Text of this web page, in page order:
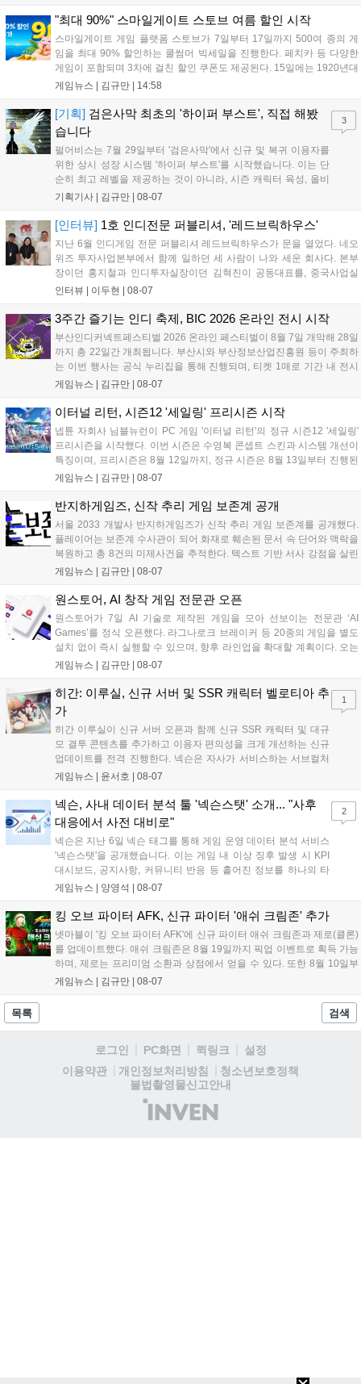
원 증정한다. 또한 9월 30일까지 공식 유튜브에서 특별 프로그램을 시청
할 수 있다....
"최대 90%" 스마일게이트 스토브 여름 할인 시작
스마일게이트 게임 플랫폼 스토브가 7일부터 17일까지 500여 종의 게
임을 최대 90% 할인하는 쿨썸머 빅세일을 진행한다. 페치카 등 다양한
게임이 포함되며 3차에 걸친 할인 쿠폰도 제공된다. 15일에는 1920년대
경성 배경의 신작 그날의 신문이 출시되며, 15일부터 17일까지는 국내
은 공식 페이지에서 확인 가능하다....
게임뉴스 | 김규만 14:58
[기획] 검은사막 최초의 '하이퍼 부스트', 직접 해봤
습니다
펄어비스는 7월 29일부터 '검은사막'에서 신규 및 복귀 이용자를
위한 상시 성장 시스템 '하이퍼 부스트'를 시작했습니다. 이는 단
순히 최고 레벨을 제공하는 것이 아니라, 시즌 캐릭터 육성, 올비
아 아카데미 수료, 아침의 나라 설화 진행 등 4단계 과정을 통해
용자는 과제를 완수하며 동(V) 투발라 장비와 검은별 무기, 카라
자드 장신구 등을 획득해 주요 콘텐츠에 진입할 수 있습니다....
기획기사 | 김규만 08-07
3
[인터뷰] 1호 인디전문 퍼블리셔, '레드브릭하우스'
지난 6월 인디게임 전문 퍼블리셔 레드브릭하우스가 문을 열었다. 네오
위즈 투자사업본부에서 함께 일하던 세 사람이 나와 세운 회사다. 본부
장이던 홍지철과 인디투자실장이던 김혁진이 공동대표를, 중국사업실
장이던 이민정이 이사를 맡았다. 출범 한 달여 만에 위메이드맥스의 전
들어왔다. 서비스 중인...
인터뷰 | 이두현 08-07
3주간 즐기는 인디 축제, BIC 2026 온라인 전시 시작
부산인디커넥트페스티벌 2026 온라인 페스티벌이 8월 7일 개막해 28일
까지 총 22일간 개최됩니다. 부산시와 부산정보산업진흥원 등이 주최하
는 이번 행사는 공식 누리집을 통해 진행되며, 티켓 1매로 기간 내 전시
작을 제한 없이 체험할 수 있습니다. 일반 및 루키 부문 등 다양한 인디게
세계 누구나 참여 가능한 이번 행사는 역대 최대 규모로 열려 인디게임
생태계 확장에 기여할 전망입니다....
게임뉴스 | 김규만 08-07
이터널 리턴, 시즌12 '세일링' 프리시즌 시작
넵튠 자회사 님블뉴런이 PC 게임 '이터널 리턴'의 정규 시즌12 '세일링'
프리시즌을 시작했다. 이번 시즌은 수영복 콘셉트 스킨과 시스템 개선이
특징이며, 프리시즌은 8월 12일까지, 정규 시즌은 8월 13일부터 진행된
다. 실험체 관찰일지 추가와 후반부 전략 강화를 위한 다중 크로노 스피
대를 모으고 있다....
게임뉴스 | 김규만 08-07
반지하게임즈, 신작 추리 게임 보존계 공개
서울 2033 개발사 반지하게임즈가 신작 추리 게임 보존계를 공개했다.
플레이어는 보존계 수사관이 되어 화재로 훼손된 문서 속 단어와 맥락을
복원하고 총 8건의 미제사건을 추적한다. 텍스트 기반 서사 강점을 살린
이번 게임은 정보 조합과 사건 재구성이 핵심이며, 현재 스팀 상점 페이
개발에 박차를 가하고 있다....
게임뉴스 | 김규만 08-07
원스토어, AI 창작 게임 전문관 오픈
원스토어가 7일 AI 기술로 제작된 게임을 모아 선보이는 전문관 ‘AI
Games’를 정식 오픈했다. 라그나로크 브레이커 등 20종의 게임을 별도
설치 없이 즉시 실행할 수 있으며, 향후 라인업을 확대할 계획이다. 오는
11일부터는 게임 실행 시 할인 쿠폰을 지급하는 오픈 기념 이벤트도 진
있는 환경을 조성해 창작자와 이용자 모두에게 새로운 경험을 제공할 것
으로 기대된다....
게임뉴스 | 김규만 08-07
히간: 이루실, 신규 서버 및 SSR 캐릭터 벨로티아 추
가
히간 이루실이 신규 서버 오픈과 함께 신규 SSR 캐릭터 및 대규
모 결투 콘텐츠를 추가하고 이용자 편의성을 크게 개선하는 신규
업데이트를 전격 진행한다. 넥슨은 자사가 서비스하는 서브컬처
게임 히간 이루실에 신규 서버 'world3'을 개설하고 신규 캐릭터
이번 업데이트를 통해 어둠 속 서큐버스...
게임뉴스 | 윤서호 08-07
1
넥슨, 사내 데이터 분석 툴 '넥슨스탯' 소개... "사후
대응에서 사전 대비로"
넥슨은 지난 6일 넥슨 태그를 통해 게임 운영 데이터 분석 서비스
'넥슨스탯'을 공개했습니다. 이는 게임 내 이상 징후 발생 시 KPI
대시보드, 공지사항, 커뮤니티 반응 등 흩어진 정보를 하나의 타
임라인에 연결해 원인을 빠르게 파악하도록 돕는 관제 허브입니
중심의 운영 방식을 사전 대비 체계로 전환하며 데이터 기반의 효
율적인 의사결정을 지원하고 있습니다....
게임뉴스 | 양영석 08-07
2
킹 오브 파이터 AFK, 신규 파이터 '애쉬 크림존' 추가
넷마블이 '킹 오브 파이터 AFK'에 신규 파이터 애쉬 크림존과 제로(클론)
를 업데이트했다. 애쉬 크림존은 8월 19일까지 픽업 이벤트로 획득 가능
하며, 제로는 프리미엄 소환과 상점에서 얻을 수 있다. 또한 8월 10일부
터 14일까지 럭키 엘피 이벤트로 론을, 13일부터 26일까지 트로피칼 아
게임뉴스 | 김규만 08-07
목록 검색
로그인 PC화면 퀵링크
설정
이용약관
개인정보처리방침
청소년보호정책
불법촬영물신고안내
(주)
인